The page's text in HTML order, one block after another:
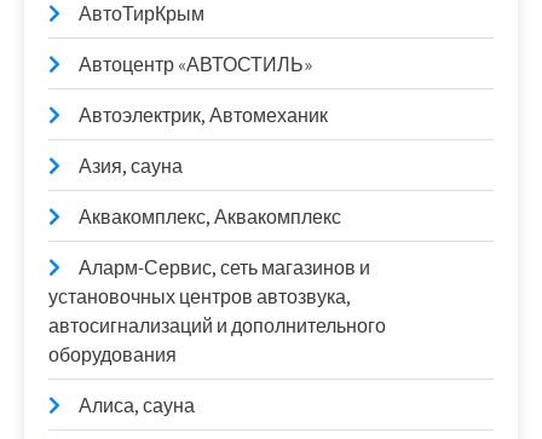
АвтоТирКрым
Автоцентр «АВТОСТИЛЬ»
Автоэлектрик, Автомеханик
Азия, сауна
Аквакомплекс, Аквакомплекс
Аларм-Сервис, сеть магазинов и
установочных центров автозвука,
автосигнализаций и дополнительного
оборудования
Алиса, сауна